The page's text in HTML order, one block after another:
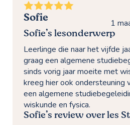
Sofie 1
Sofie’s lesonderwerp
Leerlinge die naar het vijfde
graag een algemene
sinds vorig jaar moeite met
kreeg hier ook ondersteuning
een algemene
wiskunde en fysica.
Sofie’s review over les